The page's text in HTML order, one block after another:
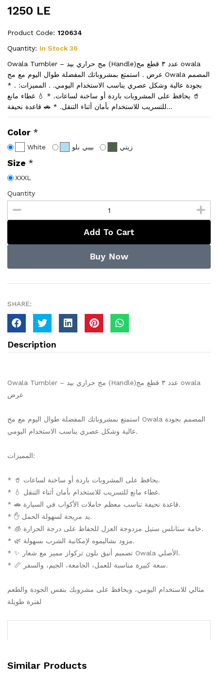
1250 LE
Product Code: 120634
Quantity: In Stock 36
Owala Tumbler – مج حراري بيد (Handle)عدد ٣ قطع مج owala
عرض . استمتع بمشروباتك المفضلة طوال اليوم مع مج Owala المصمم
بجودة عالية وشكل عصري يناسب الاستخدام اليومي. . المميزات: . *
🥤 يحافظ على المشروبات باردة أو ساخنة لساعات. * 💧 غطاء مانع
للتسريب للاستخدام بأمان أثناء التنقل. * 🚗 قاعدة نحيفة...
Color *
White بيبي بلو زيتي
Size *
XXXL
Quantity
Add To Cart
Buy Now
SHARE:
Description
Owala Tumbler – مج حراري بيد (Handle)عدد ٣ قطع مج owala
عرض
استمتع بمشروباتك المفضلة طوال اليوم مع مج Owala المصمم بجودة
عالية وشكل عصري يناسب الاستخدام اليومي.
المميزات:
* 🥤 يحافظ على المشروبات باردة أو ساخنة لساعات.
* 💧 غطاء مانع للتسريب للاستخدام بأمان أثناء التنقل.
* 🚗 قاعدة نحيفة تناسب معظم حاملات الأكواب في السيارة.
* ✋ يد مريحة لسهولة الحمل.
* 🧊 خامة ستانلس ستيل مزدوجة العزل للحفاظ على درجة الحرارة.
* 🌿 مزود بشاليموه لإمكانية الشرب بسهولة.
* ✨ تصميم أنيق بلون تركواز مميز مع شعار Owala الأصلي.
* 📏 سعة كبيرة مناسبة للعمل، الجامعة، الجيم، والسفر.
مثالي للاستخدام اليومي، ويحافظ على مشروبك بنفس الجودة والطعم
لفترة طويلة
Similar Products